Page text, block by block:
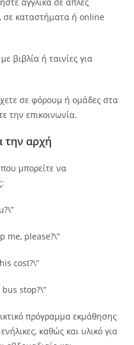
σε καταστήματα ή online
βιβλία ή ταινίες για
σε φόρουμ ή ομάδες στα
την επικοινωνία.
την αρχή
μπορείτε να
me, please?\”
cost?\”
stop?\”
πρόγραμμα εκμάθησης
καθώς και υλικό για